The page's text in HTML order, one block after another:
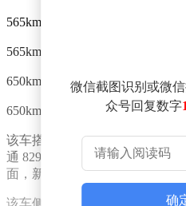
565km Plus 版 11.49 万元
565km Pro 版 12.49 万元
650km Pro 版 13.49 万元
650km Pro 领航版 14.49 万元
该车搭载 15.6 英寸中控屏和
通 8295 芯片，搭载双杯架、
面，新车长宽高为 4920/1920/
该车侧面使用半隐藏式门把手
微信截图识别或微
众号回复数字1
确